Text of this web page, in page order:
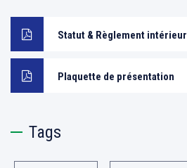
Statut & Règlement intérieur
Plaquette de présentation
Tags